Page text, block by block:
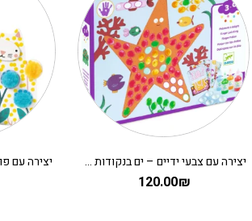
יצירה עם צבעי ידיים – ים בנקודות DJECO
120.00₪